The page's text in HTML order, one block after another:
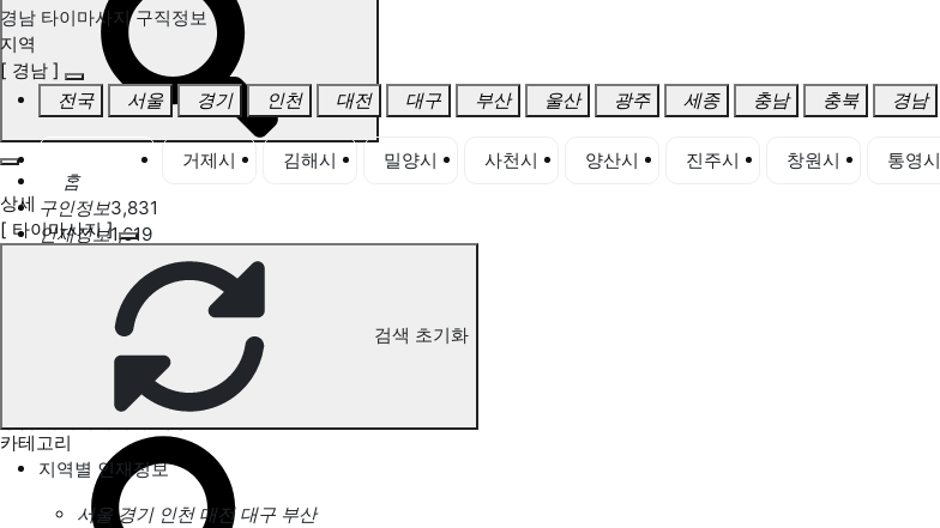
홈
구인정보3,831
인재정보1,619
고객센터
전국업체정보 마사지가이드
업체 서비스 관리
개인 서비스 관리
경남 타이마사지 구직정보
지역
[ 경남 ]
전국
서울 경기 인천 대전 대구 부산 울산 광주 세종 충남 충북 경남
거제시 김해시 밀양시 사천시 양산시 진주시 창원시
통영시
상세
[ 타이마사지 ]
검색 초기화
카테고리
지역별 인재정보
서울 경기 인천 대전 대구 부산